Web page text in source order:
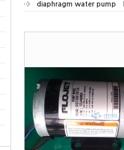
diaphragm water pump